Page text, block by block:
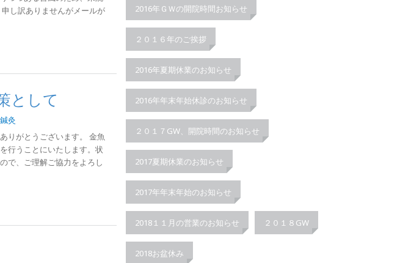
し訳ありませんがメールが
として
灸
りがとうございます。 金魚
行うことにいたします。状
で、ご理解ご協力をよろし
2016年ＧＷの開院時間お知らせ
２０１６年のご挨拶
2016年夏期休業のお知らせ
2016年年末年始休診のお知らせ
２０１７GW、開院時間のお知らせ
2017夏期休業のお知らせ
2017年年末年始のお知らせ
2018１１月の営業のお知らせ ２０１８GW
2018お盆休み